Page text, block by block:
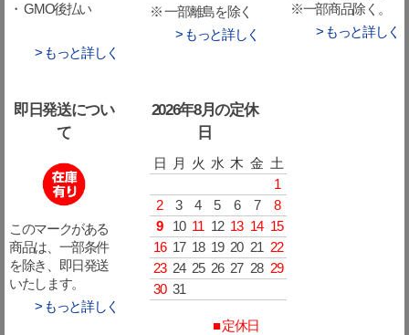
・ GMO後払い
> もっと詳しく
※ 一部離島を除く
> もっと詳しく
※一部商品除く。
> もっと詳しく
即日発送につい
て
このマークがある
商品は、一部条件
を除き、即日発送
いたします。
> もっと詳しく
2026年8月の定休
日
日 月 火 水 木 金 土
1
2
3 4 5 6 7
8
9
10 11 12 13 14 15
16 17 18 19 20 21 22
23 24 25 26 27 28 29
30 31
■ 定休日